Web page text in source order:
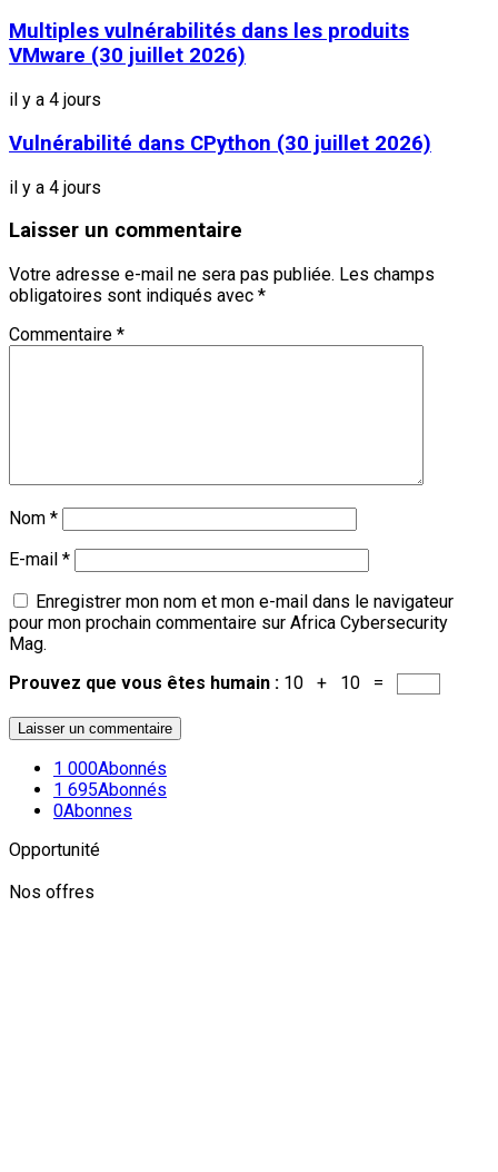
Multiples vulnérabilités dans les produits
VMware (30 juillet 2026)
il y a 4 jours
Vulnérabilité dans CPython (30 juillet 2026)
il y a 4 jours
Laisser un commentaire
Votre adresse e-mail ne sera pas publiée. Les champs
obligatoires sont indiqués avec *
Commentaire *
Nom *
E-mail *
Enregistrer mon nom et mon e-mail dans le navigateur
pour mon prochain commentaire sur Africa Cybersecurity
Mag.
Prouvez que vous êtes humain : 10 + 10 =
1 000Abonnés
1 695Abonnés
0Abonnes
Opportunité
Nos offres